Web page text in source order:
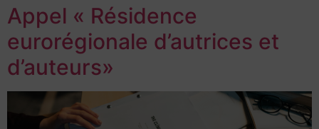
Appel « Résidence
eurorégionale d’autrices et
d’auteurs»